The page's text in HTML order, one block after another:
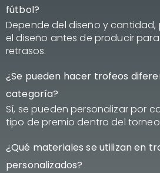
fútbol?
Depende del diseño y
el diseño antes de producir
retrasos.
¿Se pueden hacer trofeos
categoría?
Sí, se pueden personalizar por
tipo de premio dentro del
¿Qué materiales se utilizan en
personalizados?